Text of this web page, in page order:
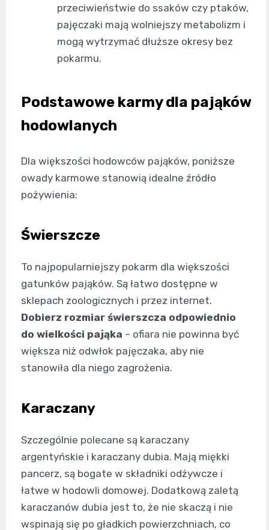
przeciwieństwie do ssaków czy ptaków,
pajęczaki mają wolniejszy metabolizm i
mogą wytrzymać dłuższe okresy bez
pokarmu.
Podstawowe karmy dla pająków
hodowlanych
Dla większości hodowców pająków, poniższe
owady karmowe stanowią idealne źródło
pożywienia:
Świerszcze
To najpopularniejszy pokarm dla większości
gatunków pająków. Są łatwo dostępne w
sklepach zoologicznych i przez internet.
Dobierz rozmiar świerszcza odpowiednio
do wielkości pająka – ofiara nie powinna być
większa niż odwłok pajęczaka, aby nie
stanowiła dla niego zagrożenia.
Karaczany
Szczególnie polecane są karaczany
argentyńskie i karaczany dubia. Mają miękki
pancerz, są bogate w składniki odżywcze i
łatwe w hodowli domowej. Dodatkową zaletą
karaczanów dubia jest to, że nie skaczą i nie
wspinają się po gładkich powierzchniach, co